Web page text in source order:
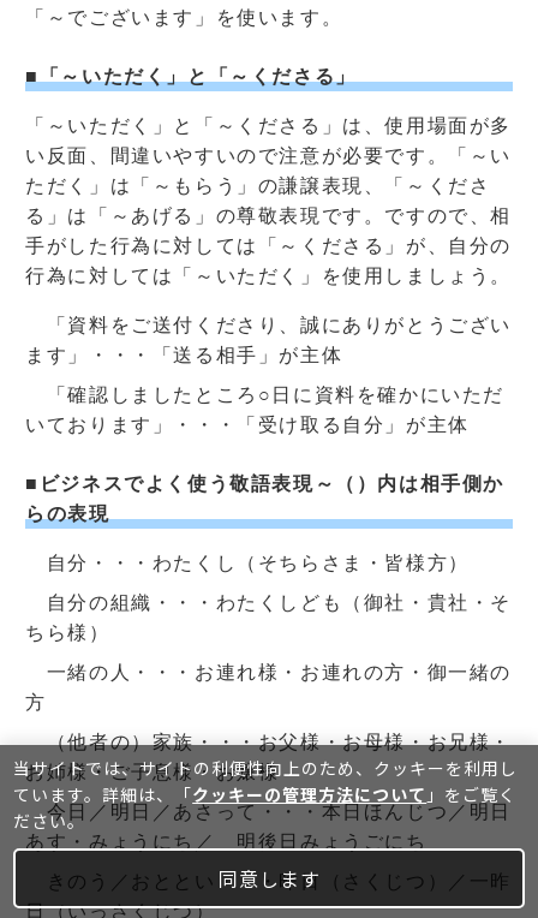
「～でございます」を使います。
■「～いただく」と「～くださる」
「～いただく」と「～くださる」は、使用場面が多
い反面、間違いやすいので注意が必要です。「～い
ただく」は「～もらう」の謙譲表現、「～くださ
る」は「～あげる」の尊敬表現です。ですので、相
手がした行為に対しては「～くださる」が、自分の
行為に対しては「～いただく」を使用しましょう。
「資料をご送付くださり、誠にありがとうござい
ます」・・・「送る相手」が主体
「確認しましたところ○日に資料を確かにいただ
いております」・・・「受け取る自分」が主体
■ビジネスでよく使う敬語表現～（）内は相手側か
らの表現
自分・・・わたくし（そちらさま・皆様方）
自分の組織・・・わたくしども（御社・貴社・そ
ちら様）
一緒の人・・・お連れ様・お連れの方・御一緒の
方
（他者の）家族・・・お父様・お母様・お兄様・
お姉様・ご子息様・お嬢様
今日／明日／あさって・・・本日ほんじつ／明日
あす・みょうにち／ 明後日みょうごにち
きのう／おととい・・・昨日（さくじつ）／一昨
日（いっさくじつ）
当サイトでは、サイトの利便性向上のため、クッキーを利⽤し
ています。詳細は、「クッキーの管理方法について 」をご覧く
ださい。
同意します